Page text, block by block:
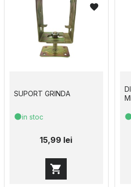
SUPORT GRINDA
in stoc
15,99 lei